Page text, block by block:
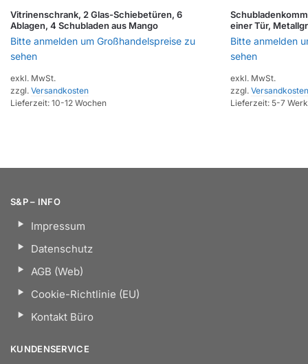
Vitrinenschrank, 2 Glas-Schiebetüren, 6
Ablagen, 4 Schubladen aus Mango
Bitte anmelden um Großhandelspreise zu
sehen
exkl. MwSt.
zzgl. Versandkosten
Lieferzeit: 10-12 Wochen
einer Tür,
Bitte anmelden
sehen
exkl. MwSt.
zzgl. Versandkosten
Lieferzeit: 5-7
S&P – INFO
Impressum
Datenschutz
AGB (Web)
Cookie-Richtlinie (EU)
Kontakt Büro
KUNDENSERVICE